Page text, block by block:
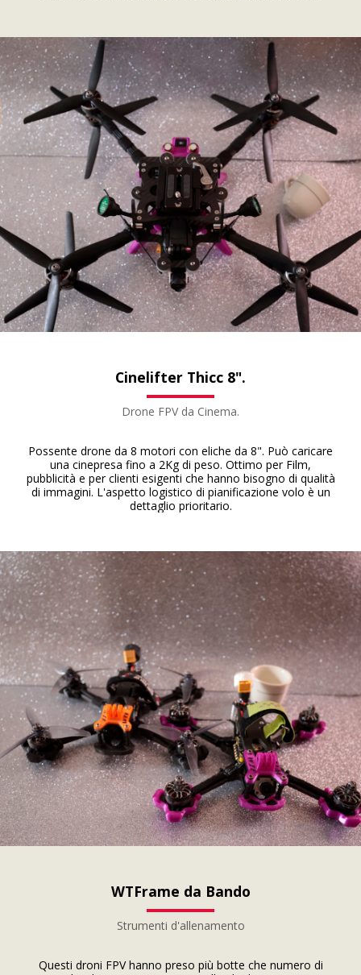
Cinelifter Thicc 8".
Drone FPV da Cinema.
Possente drone da 8 motori con eliche da 8". Può caricare
una cinepresa fino a 2Kg di peso. Ottimo per Film,
pubblicità e per clienti esigenti che hanno bisogno di qualità
di immagini. L'aspetto logistico di pianificazione volo è un
dettaglio prioritario.
WTFrame da Bando
Strumenti d'allenamento
Questi droni FPV hanno preso più botte che numero di